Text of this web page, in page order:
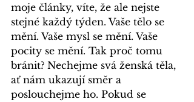
moje články, víte, že ale nejste
stejné každý týden. Vaše tělo se
mění. Vaše mysl se mění. Vaše
pocity se mění. Tak proč tomu
bránit? Nechejme svá ženská těla,
ať nám ukazují směr a
poslouchejme ho. Pokud se